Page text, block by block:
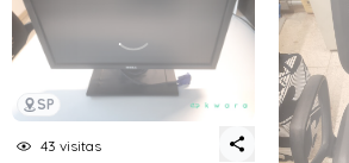
SP
43 visitas